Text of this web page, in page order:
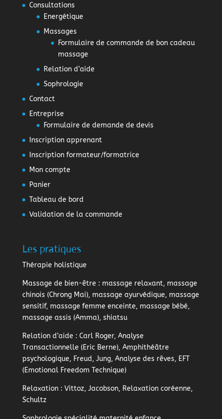
Consultations
Energétique
Massages
Formulaire de commande de bon cadeau
massage
Relation d’aide
Sophrologie
Contact
Entreprise
Formulaire de demande de devis
Inscription apprenant
Inscription formateur/formatrice
Mon compte
Panier
Tableau de bord
Validation de la commande
Les pratiques
Thérapie holistique
Massage de bien-être : massage relaxant, massage
chinois (Chrong Mai), massage ayurvédique, massage
sensitif, massage femme enceinte, massage bébé,
massage assis (Amma), shiatsu
Relation d’aide : Carl Roger, Analyse
Transactionnelle (Eric Berne), Amphithéâtre
psychologique, Freud, Jung, Analyse des rêves, EFT
(Emotional Freedom Technique)
Relaxation: Vittoz, Jacobson, Relaxation coréenne,
Schultz